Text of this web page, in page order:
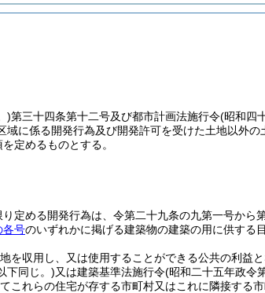
)第三十四条第十二号及び都市計画法施行令(昭和四
に係る開発行為及び開発許可を受けた土地以外
定めるものとする。
定める開発行為は、令第二十九条の九第一号から
各号のいずれかに掲げる建築物の建築の用に供する
を収用し、又は使用することができる公共の利益と
下同じ。)又は建築基準法施行令(昭和二十五年政令
これらの住宅が存する市町村又はこれに隣接する